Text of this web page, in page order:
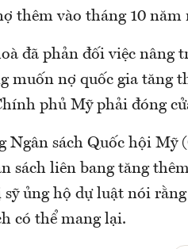
thêm vào tháng 10 năm
đã phản đối việc nâng
muốn nợ quốc gia tăng
phủ Mỹ phải đóng
Ngân sách Quốc hội Mỹ
sách liên bang tăng
ủng hộ dự luật nói
có thể mang lại.